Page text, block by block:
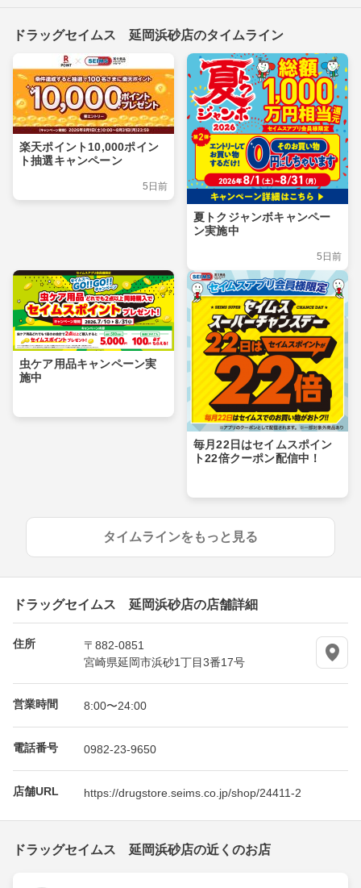
ドラッグセイムス 延岡浜砂店のタイムライン
楽天ポイント10,000ポイン
ト抽選キャンペーン
5日前
夏トクジャンボキャンペー
ン実施中
5日前
虫ケア用品キャンペーン実
施中
毎月22日はセイムスポイン
ト22倍クーポン配信中！
タイムラインをもっと見る
ドラッグセイムス 延岡浜砂店の店舗詳細
住所
〒882-0851
宮崎県延岡市浜砂1丁目3番17号
営業時間 8:00〜24:00
電話番号 0982-23-9650
店舗URL https://drugstore.seims.co.jp/shop/24411-2
ドラッグセイムス 延岡浜砂店の近くのお店